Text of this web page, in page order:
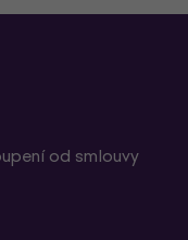
od smlouvy